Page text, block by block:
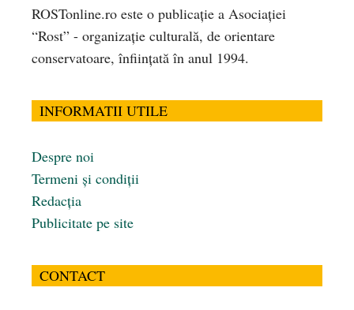
ROSTonline.ro este o publicaţie a Asociaţiei
“Rost” - organizaţie culturală, de orientare
conservatoare, înfiinţată în anul 1994.
INFORMATII UTILE
Despre noi
Termeni și condiții
Redacția
Publicitate pe site
CONTACT